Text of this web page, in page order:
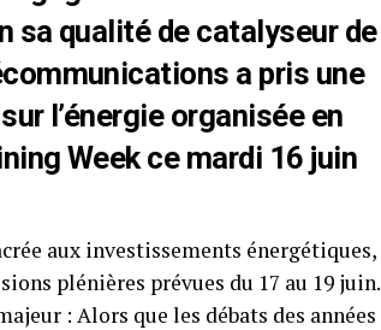
sa qualité de catalyseur de
a pris une
l’énergie organisée en
Week ce mardi 16 juin
aux investissements énergétiques,
plénières prévues du 17 au 19 juin.
: Alors que les débats des années